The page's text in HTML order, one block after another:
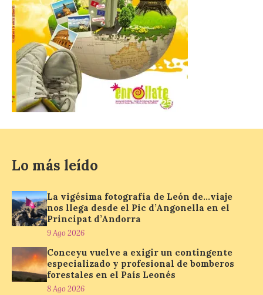
La Guardia Civil de León
establecerá un dispositivo
de seguridad para
garantizar el desarrollo
del eclipse solar total del
próximo 12 de agosto
9 Ago 2026
diferentes especialidades
que participarán en el dispositivo,
movilidad y la protección del medio
ambiente en los principales […]
Alba de Tormes se cita con
la historia: música, eclipse
y Perseidas en el Parque
Estelar Starlight de Otero
Lo más leído
La vigésima fotografía de León de…viaje
nos llega desde el Pic d’Angonella en el
Principat d’Andorra
9 Ago 2026
Conceyu vuelve a exigir un contingente
especializado y profesional de bomberos
forestales en el País Leonés
8 Ago 2026